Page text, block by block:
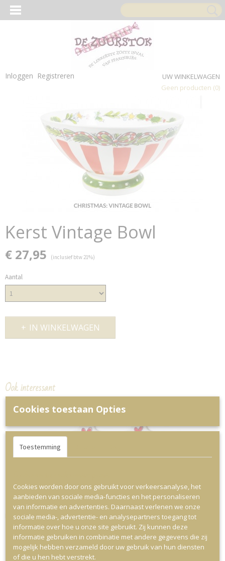
Inloggen Registreren
UW WINKELWAGEN
Geen producten (0)
Kerst Vintage Bowl
€ 27,95 (inclusief btw 21%)
Aantal
IN WINKELWAGEN
Ook interessant
Blond Kersthanger Los
€ 5,95
Cookies toestaan Opties
Toestemming
Cookies worden door ons gebruikt voor verkeersanalyse, het
aanbieden van sociale media-functies en het personaliseren
van informatie en advertenties. Daarnaast verlenen we onze
sociale media-, advertentie- en analysepartners toegang tot
informatie over hoe u onze site gebruikt. Zij kunnen deze
informatie gebruiken in combinatie met andere gegevens die zij
mogelijk hebben verzameld door uw gebruik van hun diensten
of die u hen hebt verstrekt.